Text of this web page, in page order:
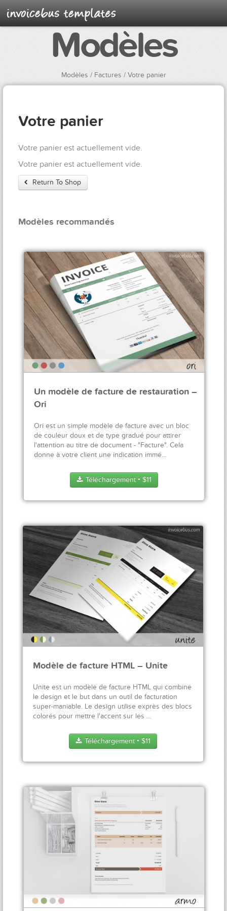
Modèles
Modèles / Factures / Votre panier
Votre panier
Votre panier est actuellement vide.
Votre panier est actuellement vide.
Return To Shop
Modèles recommandés
Un modèle de facture de restauration –
Ori
Ori est un simple modèle de facture avec un bloc
de couleur doux et de type gradué pour attirer
l'attention au titre de document - "Facture". Cela
donne à votre client une indication immé…
Téléchargement ● $11
Modèle de facture HTML – Unite
Unite est un modèle de facture HTML qui combine
le design et le but dans un outil de facturation
super-maniable. Le design utilise exprès des blocs
colorés pour mettre l'accent sur les …
Téléchargement ● $11